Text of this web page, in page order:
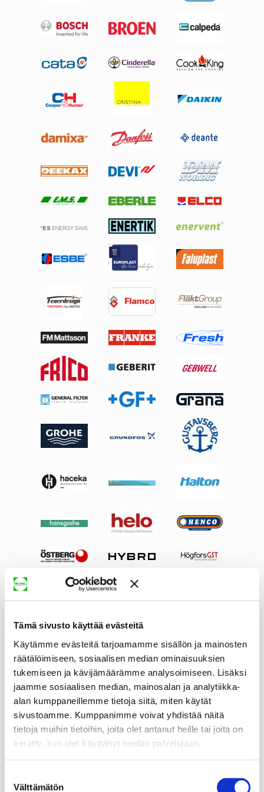
Tämä sivusto käyttää evästeitä
Käytämme evästeitä tarjoamamme sisällön ja mainosten
räätälöimiseen, sosiaalisen median ominaisuuksien
tukemiseen ja kävijämäärämme analysoimiseen. Lisäksi
jaamme sosiaalisen median, mainosalan ja analytiikka-
alan kumppaneillemme tietoja siitä, miten käytät
sivustoamme. Kumppanimme voivat yhdistää näitä
tietoja muihin tietoihin, joita olet antanut heille tai joita on
kerätty, kun olet käyttänyt heidän palvelujaan.
valinta
Välttämätön